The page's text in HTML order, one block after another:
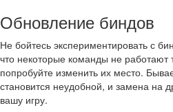
Обновление биндов
Не бойтесь экспериментировать с
что некоторые команды не работают
попробуйте изменить их место.
становится неудобной, и замена на
вашу игру.